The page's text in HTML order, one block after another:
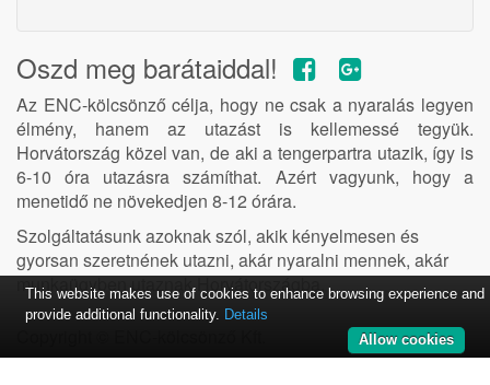
Oszd meg barátaiddal!
Az ENC-kölcsönző célja, hogy ne csak a nyaralás legyen
élmény, hanem az utazást is kellemessé tegyük.
Horvátország közel van, de aki a tengerpartra utazik, így is
6-10 óra utazásra számíthat. Azért vagyunk, hogy a
menetidő ne növekedjen 8-12 órára.
Szolgáltatásunk azoknak szól, akik kényelmesen és
gyorsan szeretnének utazni, akár nyaralni mennek, akár
munkaügyben utaznak Horvátországba.
This website makes use of cookies to enhance browsing experience and
provide additional functionality. Details
Allow cookies